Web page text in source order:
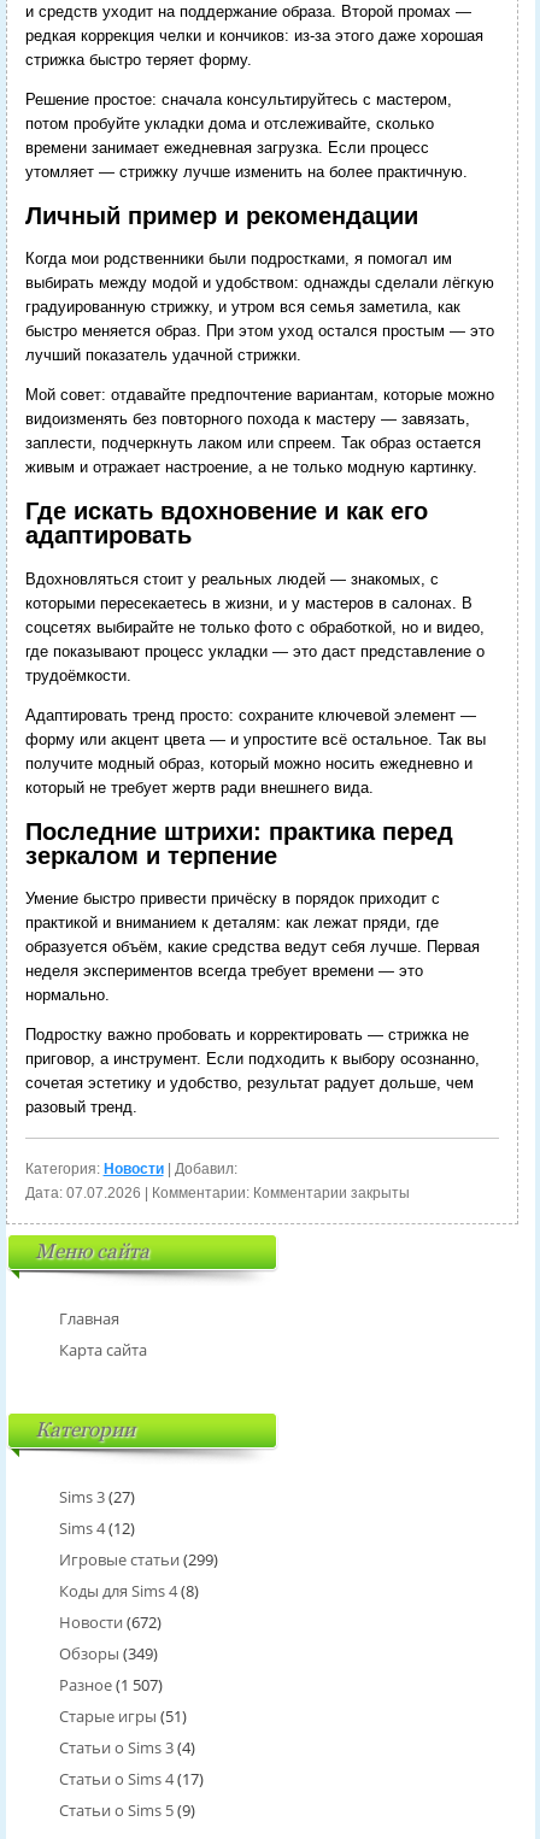
и средств уходит на поддержание образа. Второй промах —
редкая коррекция челки и кончиков: из-за этого даже хорошая
стрижка быстро теряет форму.
Решение простое: сначала консультируйтесь с мастером,
потом пробуйте укладки дома и отслеживайте, сколько
времени занимает ежедневная загрузка. Если процесс
утомляет — стрижку лучше изменить на более практичную.
Личный пример и рекомендации
Когда мои родственники были подростками, я помогал им
выбирать между модой и удобством: однажды сделали лёгкую
градуированную стрижку, и утром вся семья заметила, как
быстро меняется образ. При этом уход остался простым — это
лучший показатель удачной стрижки.
Мой совет: отдавайте предпочтение вариантам, которые можно
видоизменять без повторного похода к мастеру — завязать,
заплести, подчеркнуть лаком или спреем. Так образ остается
живым и отражает настроение, а не только модную картинку.
Где искать вдохновение и как его
адаптировать
Вдохновляться стоит у реальных людей — знакомых, с
которыми пересекаетесь в жизни, и у мастеров в салонах. В
соцсетях выбирайте не только фото с обработкой, но и видео,
где показывают процесс укладки — это даст представление о
трудоёмкости.
Адаптировать тренд просто: сохраните ключевой элемент —
форму или акцент цвета — и упростите всё остальное. Так вы
получите модный образ, который можно носить ежедневно и
который не требует жертв ради внешнего вида.
Последние штрихи: практика перед
зеркалом и терпение
Умение быстро привести причёску в порядок приходит с
практикой и вниманием к деталям: как лежат пряди, где
образуется объём, какие средства ведут себя лучше. Первая
неделя экспериментов всегда требует времени — это
нормально.
Подростку важно пробовать и корректировать — стрижка не
приговор, а инструмент. Если подходить к выбору осознанно,
сочетая эстетику и удобство, результат радует дольше, чем
разовый тренд.
Категория: Новости| Добавил:
Дата: 07.07.2026 | Комментарии: Комментарии закрыты
Меню сайта
Главная
Карта сайта
Категории
Sims 3(27)
Sims 4(12)
Игровые статьи (299)
Коды для Sims 4(8)
Новости (672)
Обзоры (349)
Разное(1 507)
Старые игры (51)
Статьи о Sims 3(4)
Статьи о Sims 4(17)
Статьи о Sims 5(9)